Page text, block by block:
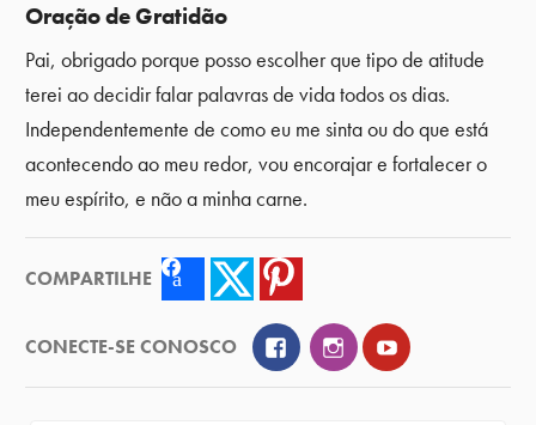
Oração de Gratidão
Pai, obrigado porque posso escolher que tipo de atitude
terei ao decidir falar palavras de vida todos os dias.
Independentemente de como eu me sinta ou do que está
acontecendo ao meu redor, vou encorajar e fortalecer o
meu espírito, e não a minha carne.
COMPARTILHE FacebookTwitter
CONECTE-SE CONOSCO FacebookInstagramYouTube